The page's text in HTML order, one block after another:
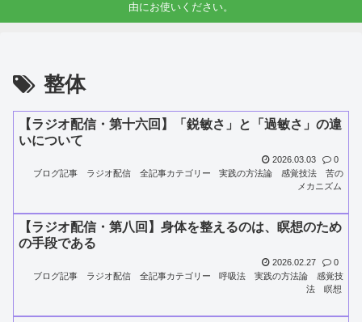
由にお使いください。
整体
【ラジオ配信・第十六回】「鋭敏さ」と「過敏さ」の違
いについて
2026.03.03
0
ブログ記事
ラジオ配信 全記事カテゴリー 実践の方法論 感覚技法
苦の
メカニズム
【ラジオ配信・第八回】身体を整えるのは、瞑想のため
の手段である
2026.02.27
0
ブログ記事
ラジオ配信 全記事カテゴリー 呼吸法 実践の方法論
感覚技
法
瞑想